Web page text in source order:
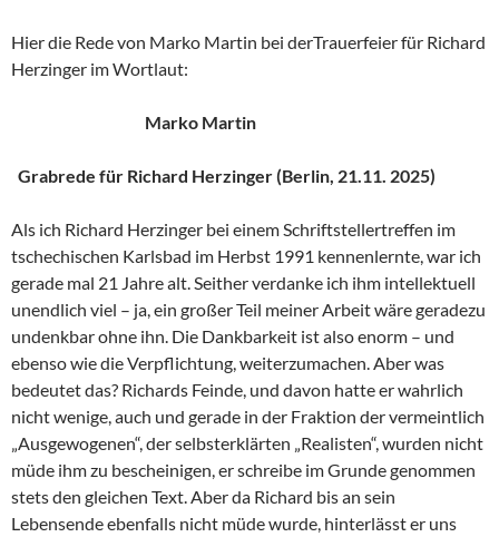
Hier die Rede von Marko Martin bei derTrauerfeier für Richard
Herzinger im Wortlaut:
Marko Martin
Grabrede für Richard Herzinger (Berlin, 21.11. 2025)
Als ich Richard Herzinger bei einem Schriftstellertreffen im
tschechischen Karlsbad im Herbst 1991 kennenlernte, war ich
gerade mal 21 Jahre alt. Seither verdanke ich ihm intellektuell
unendlich viel – ja, ein großer Teil meiner Arbeit wäre geradezu
undenkbar ohne ihn. Die Dankbarkeit ist also enorm – und
ebenso wie die Verpflichtung, weiterzumachen. Aber was
bedeutet das? Richards Feinde, und davon hatte er wahrlich
nicht wenige, auch und gerade in der Fraktion der vermeintlich
„Ausgewogenen“, der selbsterklärten „Realisten“, wurden nicht
müde ihm zu bescheinigen, er schreibe im Grunde genommen
stets den gleichen Text. Aber da Richard bis an sein
Lebensende ebenfalls nicht müde wurde, hinterlässt er uns